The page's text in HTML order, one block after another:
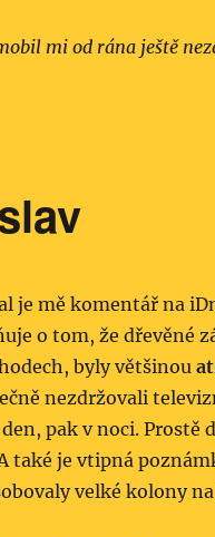
mi od rána ještě
je mě komentář na
o tom, že dřevěné
byly většinou
nezdržovali
pak v noci. Prostě
také je vtipná
velké kolony